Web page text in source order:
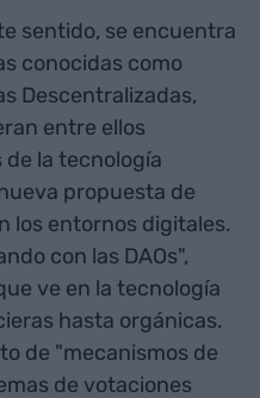
sentido, se encuentra
conocidas como
Descentralizadas,
entre ellos
la tecnología
propuesta de
los entornos digitales.
con las DAOs",
ve en la tecnología
hasta orgánicas.
de "mecanismos de
de votaciones